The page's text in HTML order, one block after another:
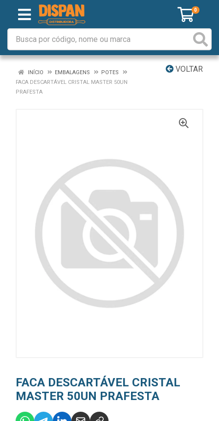
0
VOLTAR
INÍCIO EMBALAGENS
POTES
FACA DESCARTÁVEL CRISTAL MASTER 50UN
PRAFESTA
FACA DESCARTÁVEL CRISTAL
MASTER 50UN PRAFESTA